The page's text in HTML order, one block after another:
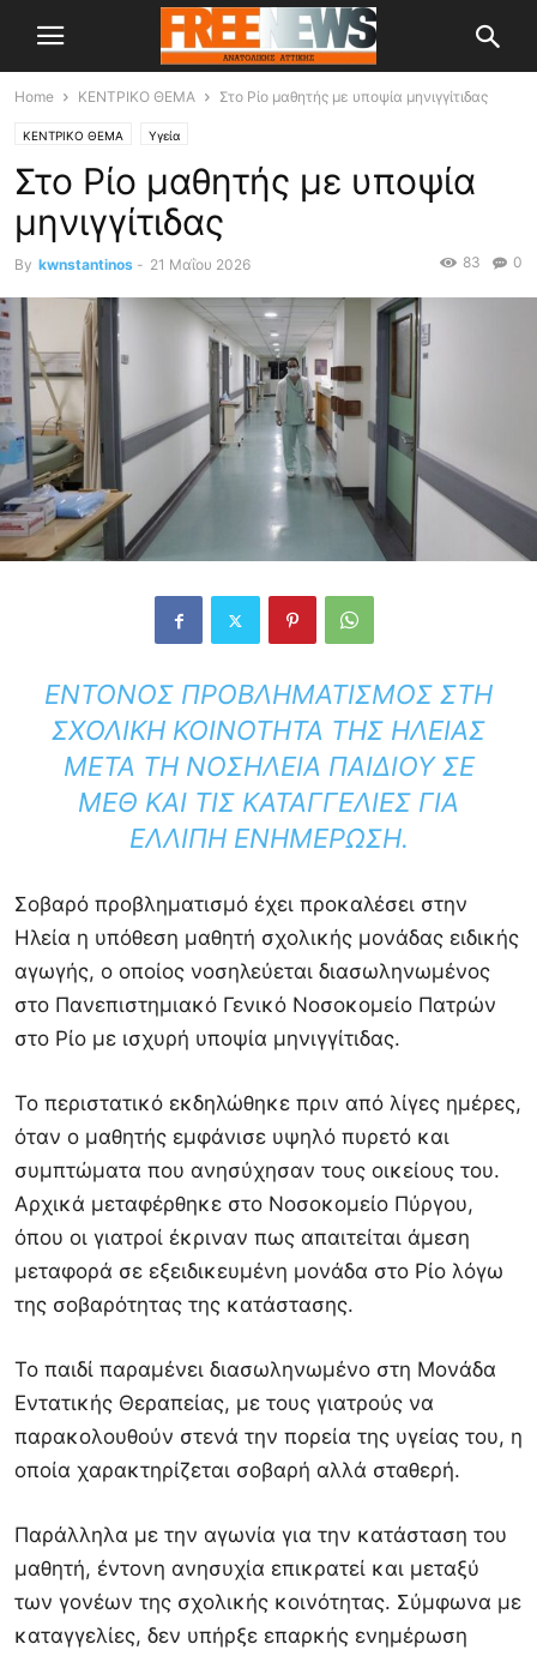
Home ΚΕΝΤΡΙΚΟ ΘΕΜΑ Στο Ρίο μαθητής με υποψία μηνιγγίτιδας
ΚΕΝΤΡΙΚΟ ΘΕΜΑ Υγεία
Στο Ρίο μαθητής με υποψία
μηνιγγίτιδας
By kwnstantinos - 21 Μαΐου 2026 0
83
ΈΝΤΟΝΟΣ ΠΡΟΒΛΗΜΑΤΙΣΜΌΣ ΣΤΗ
ΣΧΟΛΙΚΉ ΚΟΙΝΌΤΗΤΑ ΤΗΣ ΗΛΕΊΑΣ
ΜΕΤΆ ΤΗ ΝΟΣΗΛΕΊΑ ΠΑΙΔΙΟΎ ΣΕ
ΜΕΘ ΚΑΙ ΤΙΣ ΚΑΤΑΓΓΕΛΊΕΣ ΓΙΑ
ΕΛΛΙΠΉ ΕΝΗΜΈΡΩΣΗ.
Σοβαρό προβληματισμό έχει προκαλέσει στην
Ηλεία η υπόθεση μαθητή σχολικής μονάδας ειδικής
αγωγής, ο οποίος νοσηλεύεται διασωληνωμένος
στο Πανεπιστημιακό Γενικό Νοσοκομείο Πατρών
στο Ρίο με ισχυρή υποψία μηνιγγίτιδας.
Το περιστατικό εκδηλώθηκε πριν από λίγες ημέρες,
όταν ο μαθητής εμφάνισε υψηλό πυρετό και
συμπτώματα που ανησύχησαν τους οικείους του.
Αρχικά μεταφέρθηκε στο Νοσοκομείο Πύργου,
όπου οι γιατροί έκριναν πως απαιτείται άμεση
μεταφορά σε εξειδικευμένη μονάδα στο Ρίο λόγω
της σοβαρότητας της κατάστασης.
Το παιδί παραμένει διασωληνωμένο στη Μονάδα
Εντατικής Θεραπείας, με τους γιατρούς να
παρακολουθούν στενά την πορεία της υγείας του, η
οποία χαρακτηρίζεται σοβαρή αλλά σταθερή.
Παράλληλα με την αγωνία για την κατάσταση του
μαθητή, έντονη ανησυχία επικρατεί και μεταξύ
των γονέων της σχολικής κοινότητας. Σύμφωνα με
καταγγελίες, δεν υπήρξε επαρκής ενημέρωση